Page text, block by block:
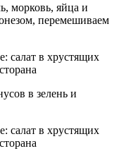
морковь, яйца и
перемешиваем
в зелень и